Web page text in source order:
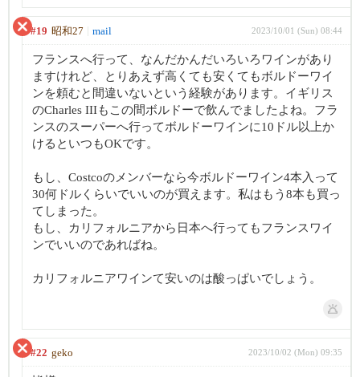
#19 昭和27 mail 2023/10/01 (Sun) 08:44
フランスへ行って、なんだかんだいろいろワインがあり
ますけれど、とりあえず高くても安くてもボルドーワイ
ンを頼むと間違いないという経験があります。イギリス
のCharles IIIもこの間ボルドーで飲んでましたよね。フラ
ンスのスーパーへ行ってボルドーワインに10ドル以上か
けるといつもOKです。
もし、Costcoのメンバーなら今ボルドーワイン4本入って
30何ドルくらいでいいのが買えます。私はもう8本も買っ
てしまった。
もし、カリフォルニアから日本へ行ってもフランスワイ
ンでいいのであればね。
カリフォルニアワインて安いのは酸っぱいでしょう。
#22 geko 2023/10/02 (Mon) 09:35